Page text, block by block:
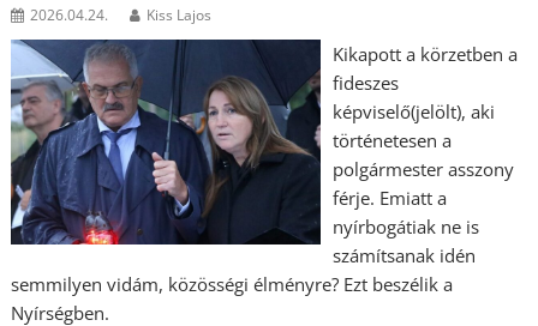
2026.04.24. Kiss Lajos
Kikapott a körzetben a
fideszes
képviselő(jelölt), aki
történetesen a
polgármester asszony
férje. Emiatt a
nyírbogátiak ne is
számítsanak idén
semmilyen vidám, közösségi élményre? Ezt beszélik a
Nyírségben.